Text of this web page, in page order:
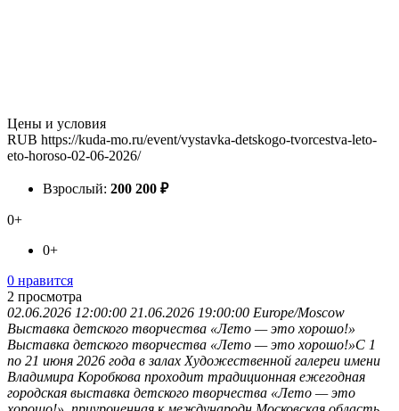
Цены и условия
RUB https://kuda-mo.ru/event/vystavka-detskogo-tvorcestva-leto-
eto-horoso-02-06-2026/
Взрослый: 200 200 ₽
0+
0+
0 нравится
2 просмотра
02.06.2026 12:00:00 21.06.2026 19:00:00 Europe/Moscow
Выставка детского творчества «Лето — это хорошо!»
Выставка детского творчества «Лето — это хорошо!»С 1
по 21 июня 2026 года в залах Художественной галереи имени
Владимира Коробкова проходит традиционная ежегодная
городская выставка детского творчества «Лето — это